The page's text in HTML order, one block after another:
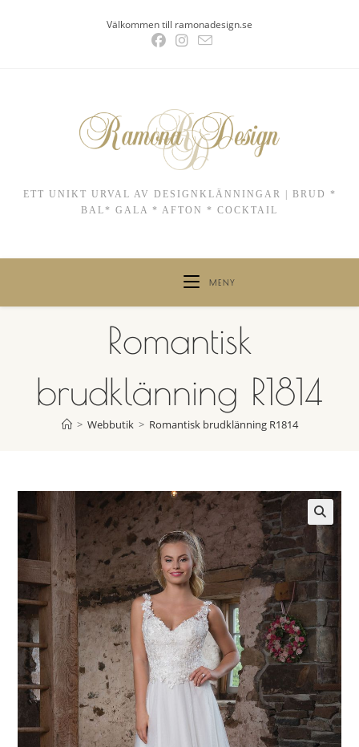
Välkommen till ramonadesign.se
ETT UNIKT URVAL AV DESIGNKLÄNNINGAR | BRUD *
BAL* GALA * AFTON * COCKTAIL
MENY
Romantisk
brudklänning R1814
> Webbutik > Romantisk brudklänning R1814